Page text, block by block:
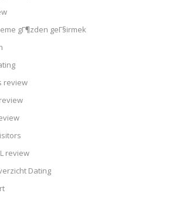
gГ¶zden geГ§irmek
review
review
Dating